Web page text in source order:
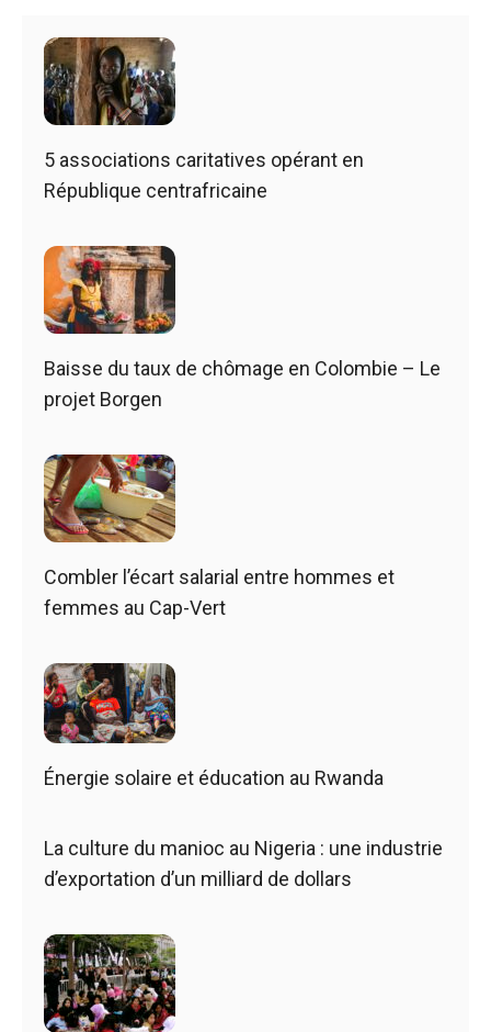
5 associations caritatives opérant en
République centrafricaine
Baisse du taux de chômage en Colombie – Le
projet Borgen
Combler l’écart salarial entre hommes et
femmes au Cap-Vert
Énergie solaire et éducation au Rwanda
La culture du manioc au Nigeria : une industrie
d’exportation d’un milliard de dollars